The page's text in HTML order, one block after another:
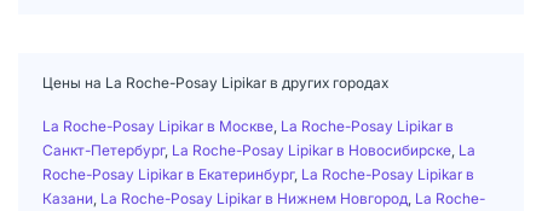
Цены на La Roche-Posay Lipikar в других городах
La Roche-Posay Lipikar в Москве La Roche-Posay Lipikar в
Санкт-Петербург, La Roche-Posay Lipikar в Новосибирске La
Roche-Posay Lipikar в Екатеринбург, La Roche-Posay Lipikar в
Казани La Roche-Posay Lipikar в Нижнем Новгород La Roche-